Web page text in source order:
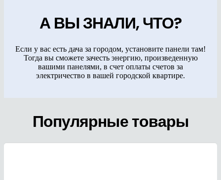
А ВЫ ЗНАЛИ, ЧТО?
Если у вас есть дача за городом, установите панели там!
Тогда вы сможете зачесть энергию, произведенную
вашими панелями, в счет оплаты счетов за
электричество в вашей городской квартире.
Популярные товары